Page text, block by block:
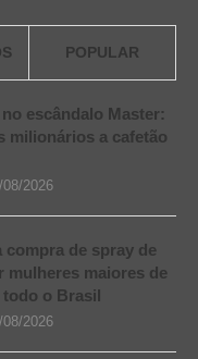
POPULAR
escândalo Master:
milionários a cafetão
08/2026
compra de spray de
mulheres maiores de
todo o Brasil
08/2026